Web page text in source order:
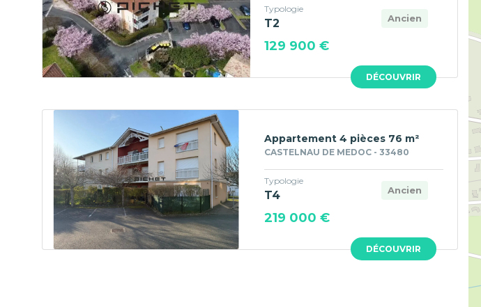
DÉCOUVRIR
Ancien
Typologie
T2
129 900 €
DÉCOUVRIR
Appartement 4 pièces 76 m²
CASTELNAU DE MEDOC - 33480
Ancien
Typologie
T4
219 000 €